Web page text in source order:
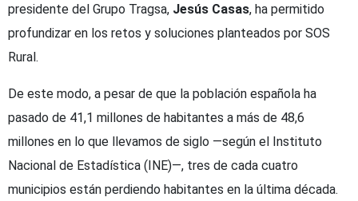
presidente del Grupo Tragsa, Jesús Casas, ha permitido
profundizar en los retos y soluciones planteados por SOS
Rural.
De este modo, a pesar de que la población española ha
pasado de 41,1 millones de habitantes a más de 48,6
millones en lo que llevamos de siglo —según el Instituto
Nacional de Estadística (INE)—, tres de cada cuatro
municipios están perdiendo habitantes en la última década.